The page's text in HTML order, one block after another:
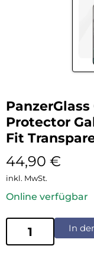
Protector
Fit
44,90 €
inkl. MwSt.
Online verfügbar
In